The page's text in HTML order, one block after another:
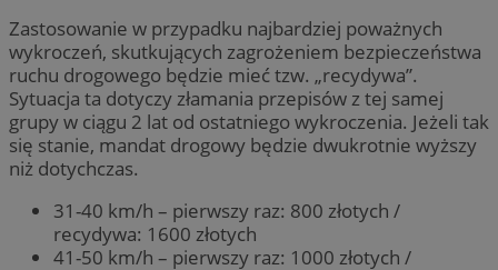
Zastosowanie w przypadku najbardziej poważnych
wykroczeń, skutkujących zagrożeniem bezpieczeństwa
ruchu drogowego będzie mieć tzw. „recydywa”.
Sytuacja ta dotyczy złamania przepisów z tej samej
grupy w ciągu 2 lat od ostatniego wykroczenia. Jeżeli tak
się stanie, mandat drogowy będzie dwukrotnie wyższy
niż dotychczas.
31-40 km/h – pierwszy raz: 800 złotych /
recydywa: 1600 złotych
41-50 km/h – pierwszy raz: 1000 złotych /